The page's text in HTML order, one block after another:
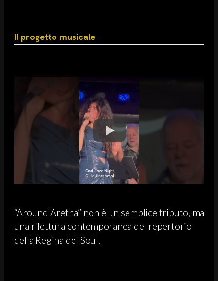
Il progetto musicale
“Around Aretha” non è un semplice tributo, ma
una rilettura contemporanea del repertorio
della Regina del Soul.